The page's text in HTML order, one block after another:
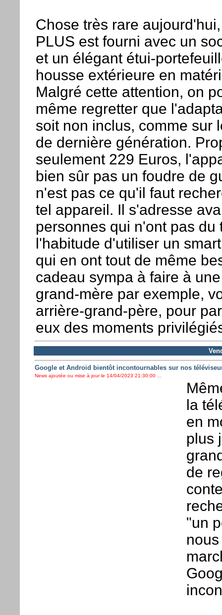
Chose très rare
PLUS est fourni avec un
et un élégant étui-
housse extérieure en
Malgré cette attention, on
même regretter que
soit non inclus, comme sur
de dernière génération.
seulement 229 Euros,
bien sûr pas un foudre de
n'est pas ce qu'il faut
tel appareil. Il s'adresse
personnes qui n'ont pas du
l'habitude d'utiliser un
qui en ont tout de même
cadeau sympa à faire à
grand-mère par exemple,
arrière-grand-père, pour
eux des moments
Google et Android bientôt incontournables sur nos
News ajoutée ou mise à jour le 14/04/2023 21:30:00 ...
la
en
plus
de
"un